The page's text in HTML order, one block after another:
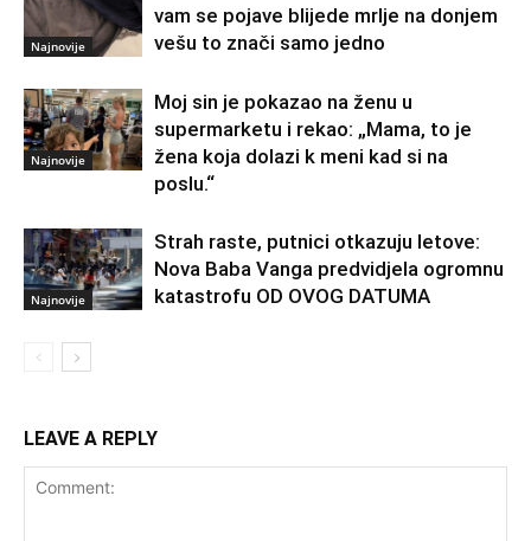
Najnovije
vam se pojave blijede mrlje na donjem
vešu to znači samo jedno
Najnovije
Moj sin je pokazao na ženu u
supermarketu i rekao: „Mama, to je
žena koja dolazi k meni kad si na
poslu.“
Najnovije
Strah raste, putnici otkazuju letove:
Nova Baba Vanga predvidjela ogromnu
katastrofu OD OVOG DATUMA
LEAVE A REPLY